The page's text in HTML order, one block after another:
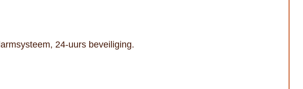
24-uurs beveiliging.